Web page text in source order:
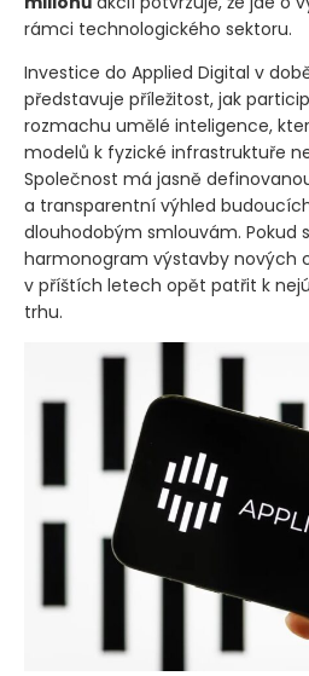
rámci technologického sektoru.
Investice do Applied Digital v
představuje příležitost, jak
rozmachu umělé inteligence,
modelů k fyzické infrastruktuře
Společnost má jasně
a transparentní výhled
dlouhodobým smlouvám. Pokud
harmonogram výstavby nových
v příštích letech opět patřit k
trhu.